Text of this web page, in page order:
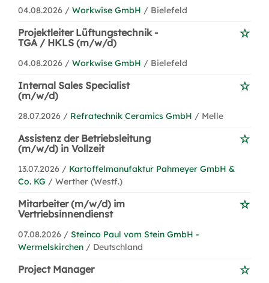
04.08.2026 / Workwise GmbH / Bielefeld
Projektleiter Lüftungstechnik -
TGA / HKLS (m/w/d)
04.08.2026 / Workwise GmbH / Bielefeld
Internal Sales Specialist
(m/w/d)
28.07.2026 / Refratechnik Ceramics GmbH / Melle
Assistenz der Betriebsleitung
(m/w/d) in Vollzeit
13.07.2026 / Kartoffelmanufaktur Pahmeyer GmbH &
Co. KG / Werther (Westf.)
Mitarbeiter (m/w/d) im
Vertriebsinnendienst
07.08.2026 / Steinco Paul vom Stein GmbH -
Wermelskirchen / Deutschland
Project Manager